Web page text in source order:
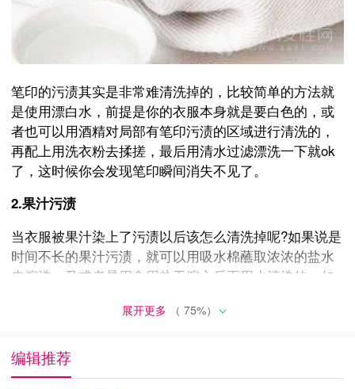
笔印的污渍其实是非常难清洗掉的，比较简单的方法就
是使用漂白水，前提是你的衣服本身就是要白色的，或
者也可以用酒精对局部有笔印污渍的区域进行清洗的，
再配上用洗衣粉去揉搓，最后用清水过滤漂洗一下就ok
了，这时候你会发现笔印瞬间消失不见了。
2.果汁污渍
当衣服被果汁染上了污渍以后该怎么清洗掉呢?如果说是
时间不长的果汁污渍，就可以用吸水棉蘸取浓浓的盐水
来擦洗，又或者是用食用盐干擦之后再用水清洗的，如
水来清洗吧，中和了果汁中的有机酸的成分，再多次的
3.怪味道
展开更多 （ 75%）
编辑推荐